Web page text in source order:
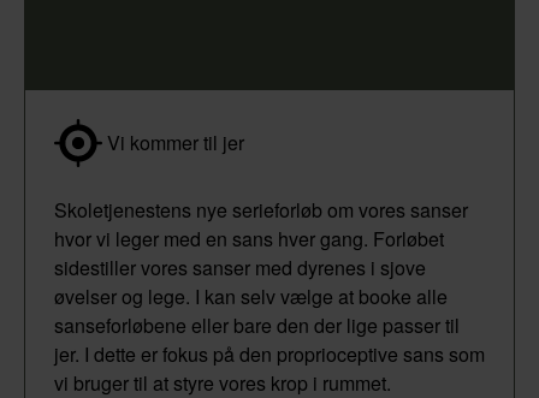
Vi kommer til jer
Skoletjenestens nye serieforløb om vores sanser
hvor vi leger med en sans hver gang. Forløbet
sidestiller vores sanser med dyrenes i sjove
øvelser og lege. I kan selv vælge at booke alle
sanseforløbene eller bare den der lige passer til
jer. I dette er fokus på den proprioceptive sans som
vi bruger til at styre vores krop i rummet.